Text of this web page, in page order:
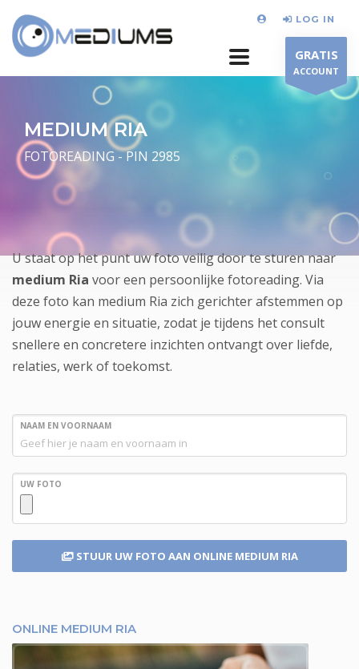
LOG IN
GRATIS
ACCOUNT
MEDIUM RIA
FOTOREADING - PIN 2985
U staat op het punt uw foto veilig door te sturen naar
medium Ria voor een persoonlijke fotoreading. Via
deze foto kan medium Ria zich gerichter afstemmen op
jouw energie en situatie, zodat je tijdens het consult
snellere en concretere inzichten ontvangt over liefde,
relaties, werk of toekomst.
NAAM EN VOORNAAM
UW FOTO
STUUR UW FOTO AAN ONLINE MEDIUM RIA
ONLINE MEDIUM RIA